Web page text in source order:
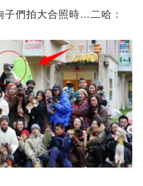
子們拍大合照時…二哈：